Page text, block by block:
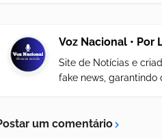
Voz Nacional • Por
Site de Notícias e
fake news, garantindo
um comentário